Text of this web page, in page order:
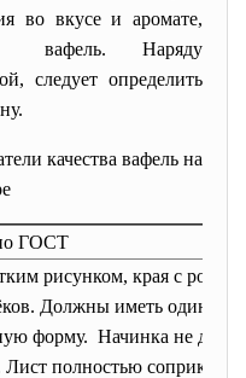
во вкусе и аромате,
вафель. Наряду
следует определить
качества вафель на
ГОСТ
рисунком, края с
Должны иметь
форму. Начинка не
Лист полностью